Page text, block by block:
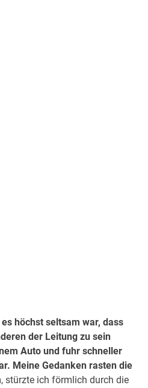
höchst seltsam war, dass
der Leitung zu sein
Auto und fuhr schneller
Meine Gedanken rasten die
stürzte ich förmlich durch die